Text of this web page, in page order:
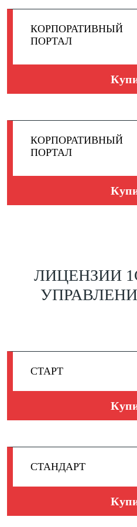
КОРПОРАТИВНЫЙ
ПОРТАЛ
КОРПОРАТИВНЫЙ
ПОРТАЛ
ЛИЦЕНЗИИ
СТАРТ
СТАНДАРТ